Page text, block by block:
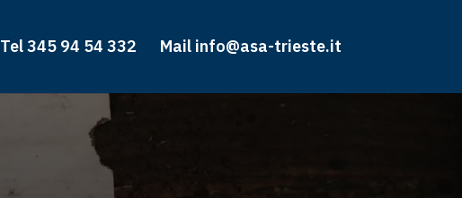
Tel 345 94 54 332 Mail info@asa-trieste.it